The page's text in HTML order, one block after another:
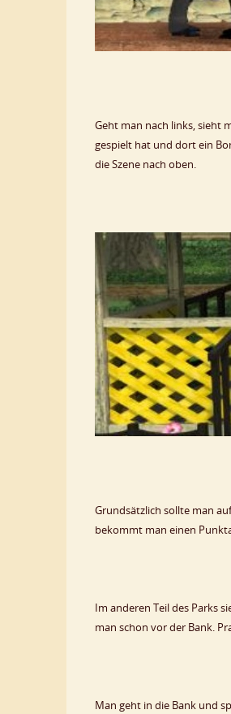
Geht man nach links, sieht
gespielt hat und dort ein
die Szene nach oben.
Grundsätzlich sollte man
bekommt man einen
Im anderen Teil des Parks
man schon vor der Bank.
Man geht in die Bank und